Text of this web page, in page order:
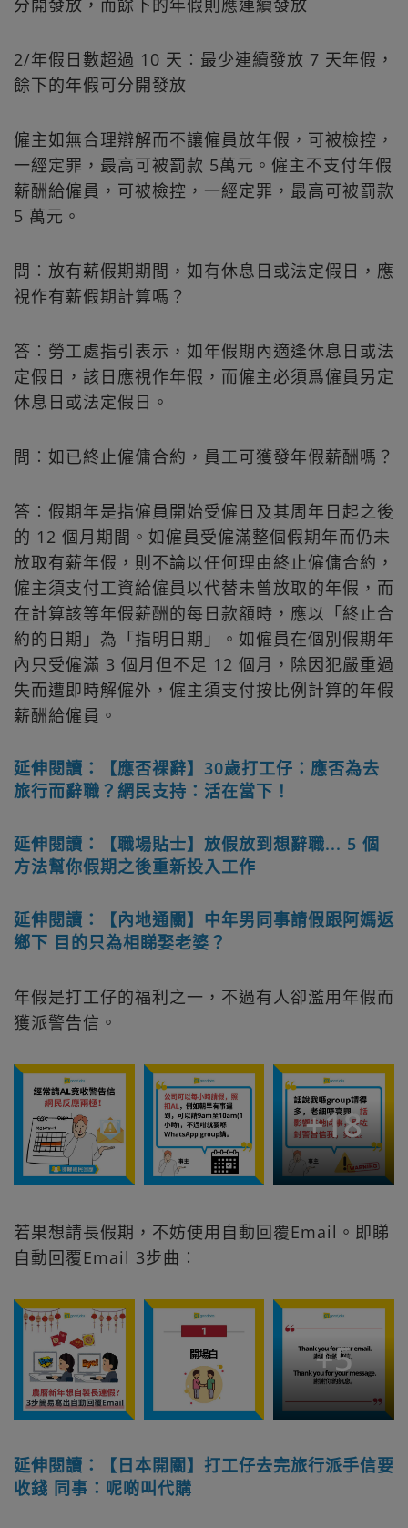
分開發放，而餘下的年假則應連續發放
2/年假日數超過 10 天︰最少連續發放 7 天年假，
餘下的年假可分開發放
僱主如無合理辯解而不讓僱員放年假，可被檢控，
一經定罪，最高可被罰款 5萬元。僱主不支付年假
薪酬給僱員，可被檢控，一經定罪，最高可被罰款
5 萬元。
問︰放有薪假期期間，如有休息日或法定假日，應
視作有薪假期計算嗎？
答︰勞工處指引表示，如年假期內適逢休息日或法
定假日，該日應視作年假，而僱主必須爲僱員另定
休息日或法定假日。
問︰如已終止僱傭合約，員工可獲發年假薪酬嗎？
答︰假期年是指僱員開始受僱日及其周年日起之後
的 12 個月期間。如僱員受僱滿整個假期年而仍未
放取有薪年假，則不論以任何理由終止僱傭合約，
僱主須支付工資給僱員以代替未曾放取的年假，而
在計算該等年假薪酬的每日款額時，應以「終止合
約的日期」為「指明日期」。如僱員在個別假期年
內只受僱滿 3 個月但不足 12 個月，除因犯嚴重過
失而遭即時解僱外，僱主須支付按比例計算的年假
薪酬給僱員。
延伸閱讀：【應否裸辭】30歲打工仔：應否為去
旅行而辭職？網民支持：活在當下！
延伸閱讀：【職場貼士】放假放到想辭職... 5 個
方法幫你假期之後重新投入工作
延伸閱讀：【內地通關】中年男同事請假跟阿媽返
鄉下 目的只為相睇娶老婆？
年假是打工仔的福利之一，不過有人卻濫用年假而
獲派警告信。
+18
若果想請長假期，不妨使用自動回覆Email。即睇
自動回覆Email 3步曲︰
+5
延伸閱讀：【日本開關】打工仔去完旅行派手信要
收錢 同事：呢啲叫代購